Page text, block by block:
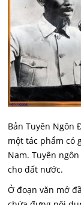
Bản Tuyên Ngôn
một tác phẩm có
Nam. Tuyên
cho đất nước.
Ở đoạn văn mở